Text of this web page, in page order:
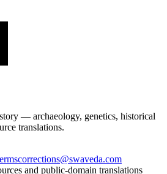
— archaeology, genetics, historical
translations.
corrections@swaveda.com
and public-domain translations